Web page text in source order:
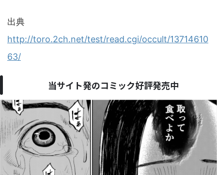
出典
http://toro.2ch.net/test/read.cgi/occult/13714610
63/
当サイト発のコミック好評発売中